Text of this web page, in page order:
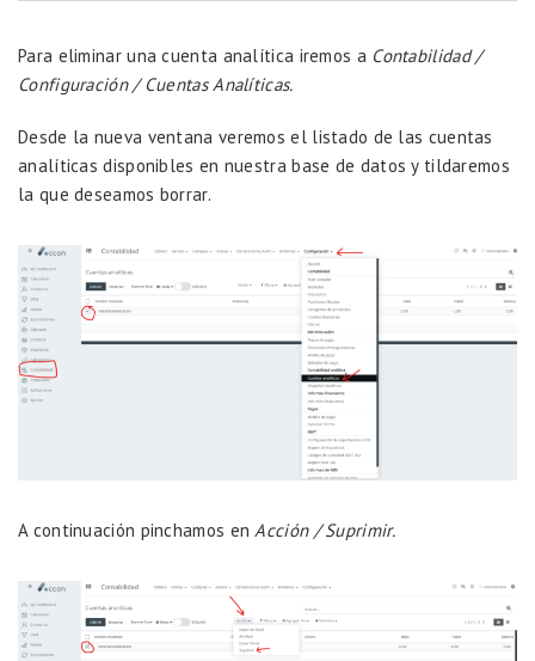
Para eliminar una cuenta analítica iremos a Contabilidad /
Configuración / Cuentas Analíticas.
Desde la nueva ventana veremos el listado de las cuentas
analíticas disponibles en nuestra base de datos y tildaremos
la que deseamos borrar.
A continuación pinchamos enAcción / Suprimir.